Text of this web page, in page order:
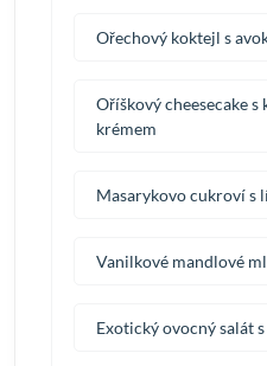
Ořechový koktejl s
Oříškový cheesecake
krémem
Masarykovo cukroví s
Vanilkové mandlové
Exotický ovocný salát